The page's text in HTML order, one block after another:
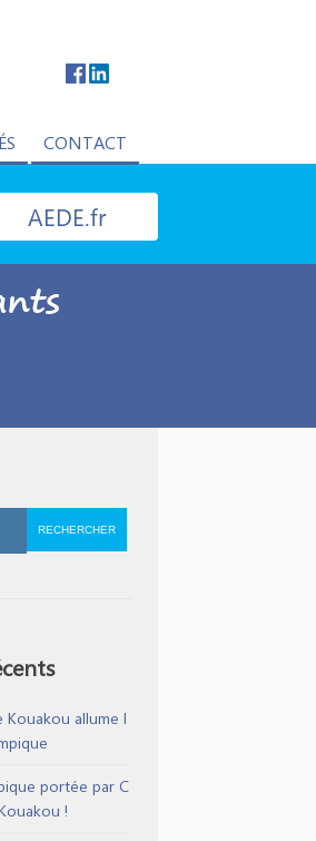
CONTACT
AEDE.fr
Kouakou allume l
portée par C
!